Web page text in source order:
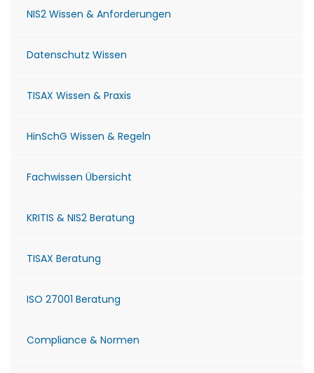
NIS2 Wissen & Anforderungen
Datenschutz Wissen
TISAX Wissen & Praxis
HinSchG Wissen & Regeln
Fachwissen Übersicht
KRITIS & NIS2 Beratung
TISAX Beratung
ISO 27001 Beratung
Compliance & Normen